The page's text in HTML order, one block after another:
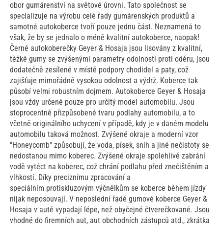
obor gumárenství na světové úrovni. Tato společnost se
specializuje na výrobu celé řady gumárenských produktů a
samotné autokoberce tvoří pouze jednu část. Neznamená to
však, že by se jednalo o méně kvalitní autokoberce, naopak!
Černé autokoberečky Geyer & Hosaja jsou lisovány z kvalitní,
těžké gumy se zvýšenými parametry odolnosti proti oděru, jsou
dodatečně zesílené v místě podpory chodidel a paty, což
zajišťuje mimořádně vysokou odolnost a výdrž. Koberce tak
působí velmi robustním dojmem. Autokoberce Geyer & Hosaja
jsou vždy určené pouze pro určitý model automobilu. Jsou
stoprocentně přizpůsobené tvaru podlahy automobilu, a to
včetně originálního uchycení v případě, kdy je v daném modelu
automobilu taková možnost. Zvýšené okraje a moderní vzor
"Honeycomb" způsobují, že voda, písek, sníh a jiné nečistoty se
nedostanou mimo koberec. Zvýšené okraje spolehlivě zabrání
vodě vytéct na koberec, což chrání podlahu před znečištěním a
vlhkostí. Díky preciznímu zpracování a
speciálním protiskluzovým výčnělkům se koberce během jízdy
nijak neposouvají. V neposlední řadě gumové koberce Geyer &
Hosaja v autě vypadají lépe, než obyčejné čtverečkované. Jsou
vhodné do firemních aut, aut obchodních zástupců atd., zkrátka